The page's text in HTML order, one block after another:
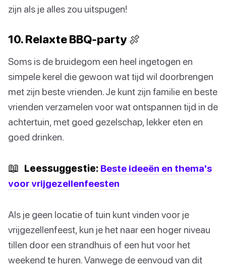
zijn als je alles zou uitspugen!
10. Relaxte BBQ-party 🍖
Soms is de bruidegom een heel ingetogen en
simpele kerel die gewoon wat tijd wil doorbrengen
met zijn beste vrienden. Je kunt zijn familie en beste
vrienden verzamelen voor wat ontspannen tijd in de
achtertuin, met goed gezelschap, lekker eten en
goed drinken.
📖 Leessuggestie: Beste ideeën en thema's
voor vrijgezellenfeesten
Als je geen locatie of tuin kunt vinden voor je
vrijgezellenfeest, kun je het naar een hoger niveau
tillen door een strandhuis of een hut voor het
weekend te huren. Vanwege de eenvoud van dit